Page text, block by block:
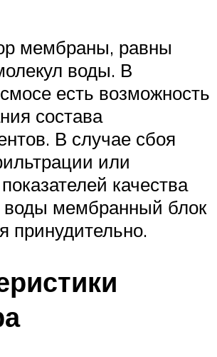
мембраны, равны
воды. В
есть возможность
состава
В случае сбоя
или
качества
мембранный блок
принудительно.